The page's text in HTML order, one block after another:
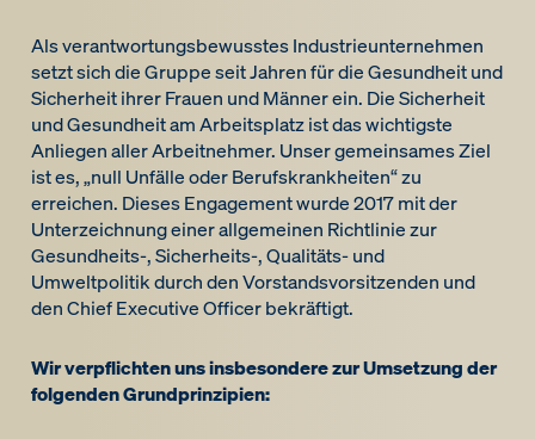
Als verantwortungsbewusstes Industrieunternehmen
setzt sich die Gruppe seit Jahren für die Gesundheit und
Sicherheit ihrer Frauen und Männer ein. Die Sicherheit
und Gesundheit am Arbeitsplatz ist das wichtigste
Anliegen aller Arbeitnehmer. Unser gemeinsames Ziel
ist es, „null Unfälle oder Berufskrankheiten“ zu
erreichen. Dieses Engagement wurde 2017 mit der
Unterzeichnung einer allgemeinen Richtlinie zur
Gesundheits-, Sicherheits-, Qualitäts- und
Umweltpolitik durch den Vorstandsvorsitzenden und
den Chief Executive Officer bekräftigt.
Wir verpflichten uns insbesondere zur Umsetzung der
folgenden Grundprinzipien: